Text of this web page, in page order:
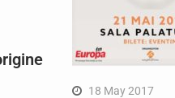
18 May 2017